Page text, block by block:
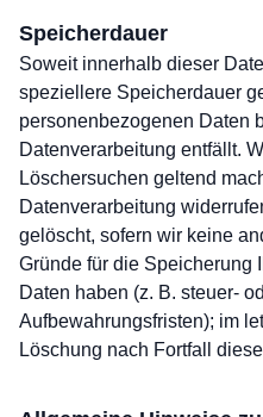
Speicherdauer
Soweit innerhalb dieser
speziellere Speicherdauer
personenbezogenen Daten
Datenverarbeitung entfällt.
Löschersuchen geltend
Datenverarbeitung
gelöscht, sofern wir keine
Gründe für die Speicherung
Daten haben (z. B. steuer-
Aufbewahrungsfristen); im
Löschung nach Fortfall